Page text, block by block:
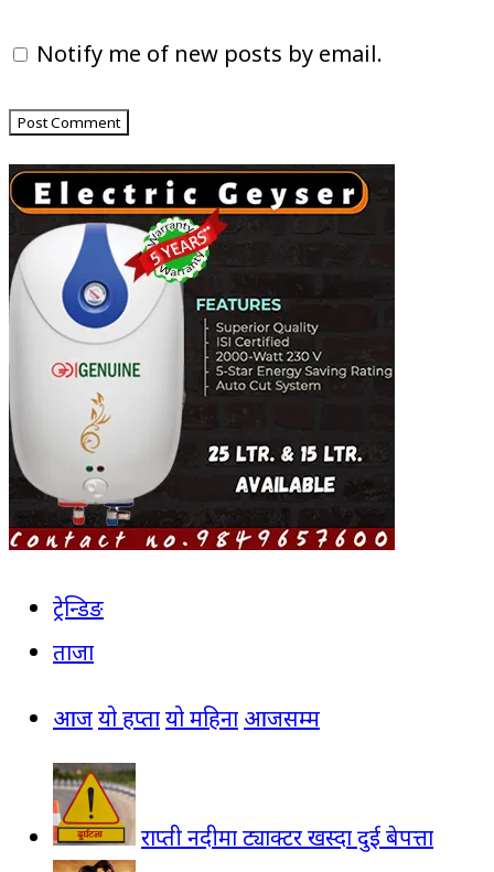
Notify me of new posts by email.
ट्रेन्डिङ
ताजा
आजयो हप्तायो महिना आजसम्म
राप्ती नदीमा ट्याक्टर खस्दा दुई बेपत्ता